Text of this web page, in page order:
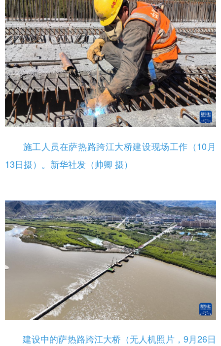
施工人员在萨热路跨江大桥建设现场工作（10月
13日摄）。新华社发（帅卿 摄）
建设中的萨热路跨江大桥（无人机照片，9月26日